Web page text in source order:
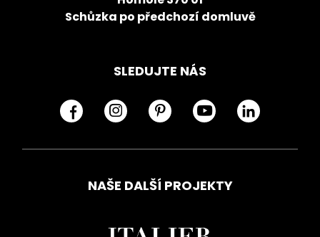
Schůzka po předchozí domluvě
SLEDUJTE NÁS
NAŠE DALŠÍ PROJEKTY